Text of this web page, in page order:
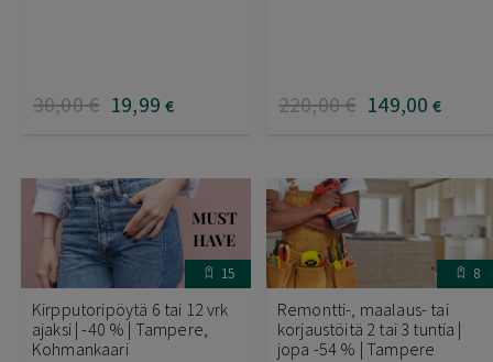
30,00€ 19,99 € 220,00€ 149,00 €
15
Kirpputoripöytä 6 tai 12 vrk
ajaksi | -40 % | Tampere,
Kohmankaari
8
Remontti-, maalaus- tai
korjaustöitä 2 tai 3 tuntia |
jopa -54 % | Tampere